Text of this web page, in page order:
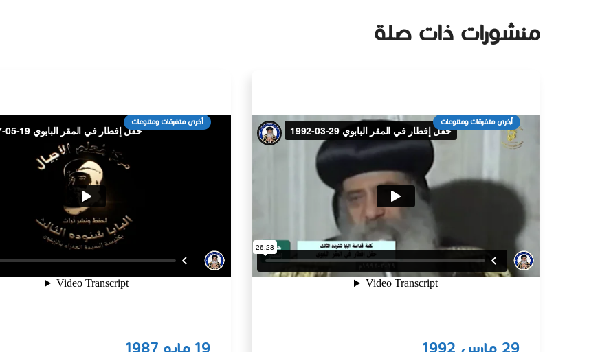
منشورات ذات صلة
أخرى متفرقات ومتنوعات أخرى متفرقات ومتنوعات